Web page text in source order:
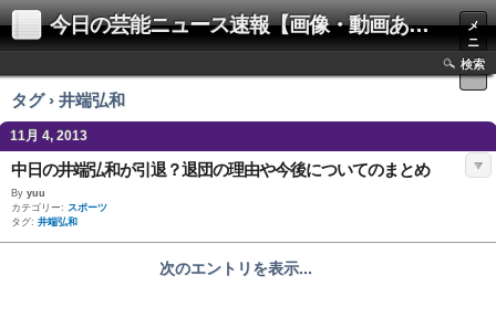
今日の芸能ニュース速報【画像・動画あり】
メ
ニ
ュ
ー
検索
タグ › 井端弘和
11月 4, 2013
中日の井端弘和が引退？退団の理由や今後についてのまとめ
By yuu
カテゴリー: スポーツ
タグ: 井端弘和
次のエントリを表示...